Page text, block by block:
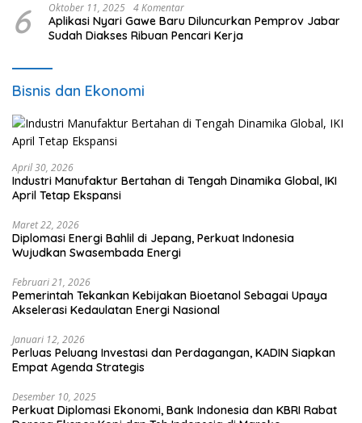
6 Oktober 11, 2025 4 Komentar
Aplikasi Nyari Gawe Baru Diluncurkan Pemprov Jabar
Sudah Diakses Ribuan Pencari Kerja
Bisnis dan Ekonomi
April 30, 2026
Industri Manufaktur Bertahan di Tengah Dinamika Global, IKI
April Tetap Ekspansi
Maret 22, 2026
Diplomasi Energi Bahlil di Jepang, Perkuat Indonesia
Wujudkan Swasembada Energi
Februari 21, 2026
Pemerintah Tekankan Kebijakan Bioetanol Sebagai Upaya
Akselerasi Kedaulatan Energi Nasional
Januari 12, 2026
Perluas Peluang Investasi dan Perdagangan, KADIN Siapkan
Empat Agenda Strategis
Desember 10, 2025
Perkuat Diplomasi Ekonomi, Bank Indonesia dan KBRI Rabat